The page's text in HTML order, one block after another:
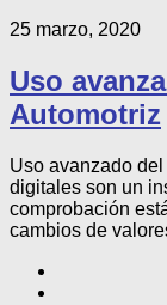
25 marzo, 2020
Uso
Automotriz
Uso avanzado
digitales son un
comprobación
cambios de